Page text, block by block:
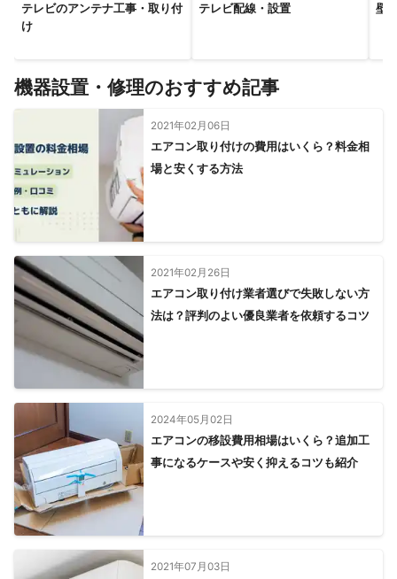
テレビのアンテナ工事・取り付
け
テレビ配線・設置 壁
機器設置・修理のおすすめ記事
2021年02月06日
エアコン取り付けの費用はいくら？料金相
場と安くする方法
2021年02月26日
エアコン取り付け業者選びで失敗しない方
法は？評判のよい優良業者を依頼するコツ
2024年05月02日
エアコンの移設費用相場はいくら？追加工
事になるケースや安く抑えるコツも紹介
2021年07月03日